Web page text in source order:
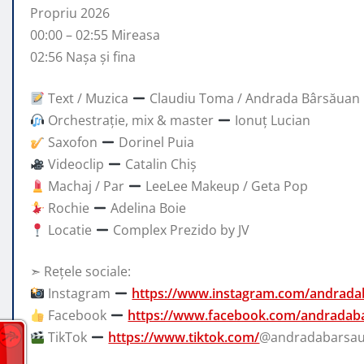
Propriu 2026
00:00 – 02:55 Mireasa
02:56 Nașa și fina
Text / Muzica
Claudiu Toma / Andrada Bârsăuan
Orchestrație, mix & master
Ionuț Lucian
Saxofon
Dorinel Puia
Videoclip
Catalin Chiș
Machaj / Par
LeeLee Makeup / Geta Pop
Rochie
Adelina Boie
Locatie
Complex Prezido by JV
➣ Rețele sociale:
Instagram
https://www.instagram.com/
Facebook
https://www.facebook.com/
TikTok
https://www.tiktok.com/